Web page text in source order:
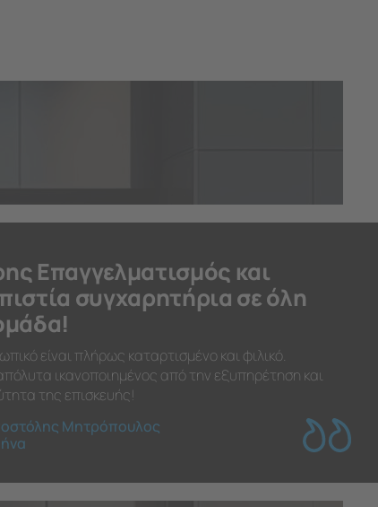
Επαγγελματισμός και
συγχαρητήρια σε όλη
είναι πλήρως καταρτισμένο και φιλικό.
ικανοποιημένος από την εξυπηρέτηση και
της επισκευής!
Μητρόπουλος